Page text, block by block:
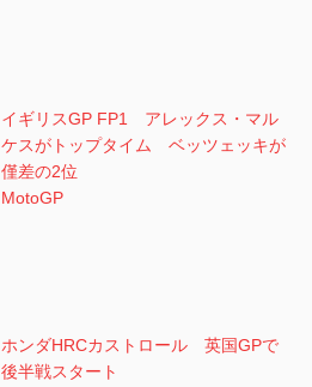
イギリスGP FP1 アレックス・マル
ケスがトップタイム ベッツェッキが
僅差の2位
MotoGP
ホンダHRCカストロール 英国GPで
後半戦スタート